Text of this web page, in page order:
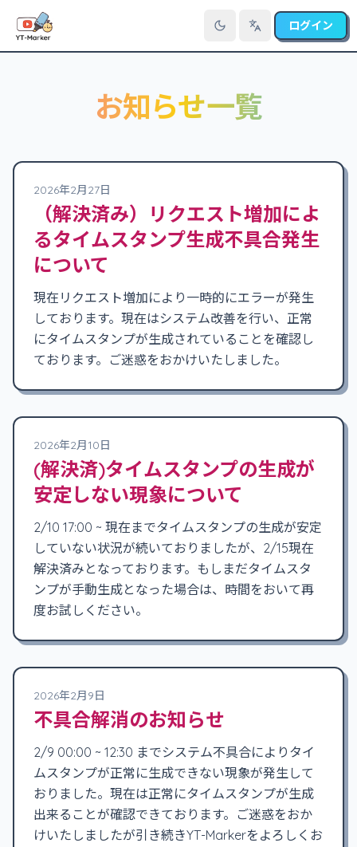
言語を切り替え
ログイン
お知らせ一覧
2026年2月27日
（解決済み）リクエスト増加によ
るタイムスタンプ生成不具合発生
について
現在リクエスト増加により一時的にエラーが発生
しております。現在はシステム改善を行い、正常
にタイムスタンプが生成されていることを確認し
ております。ご迷惑をおかけいたしました。
2026年2月10日
(解決済)タイムスタンプの生成が
安定しない現象について
2/10 17:00 ~ 現在までタイムスタンプの生成が安定
していない状況が続いておりましたが、2/15現在
解決済みとなっております。もしまだタイムスタ
ンプが手動生成となった場合は、時間をおいて再
度お試しください。
2026年2月9日
不具合解消のお知らせ
2/9 00:00 ~ 12:30 までシステム不具合によりタイ
ムスタンプが正常に生成できない現象が発生して
おりました。現在は正常にタイムスタンプが生成
出来ることが確認できております。ご迷惑をおか
けいたしましたが引き続きYT-Markerをよろしくお